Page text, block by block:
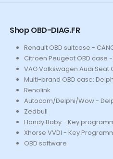
Shop OBD-DIAG.FR
Renault OBD suitcase -
Citroen Peugeot OBD case
VAG Volkswagen Audi Seat
Multi-brand OBD case:
Renolink
Autocom/Delphi/Wow -
Zedbull
Handy Baby - Key
Xhorse VVDI - Key
OBD software